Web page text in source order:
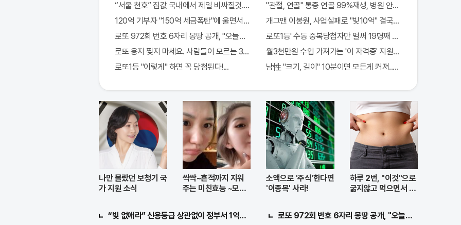
“서울 천호” 집값 국내에서 제일 비싸질것..이유는?
120억 기부자 "150억 세금폭탄"에 울면서 한 말이..!
로또 972회 번호 6자리 몽땅 공개, "오늘만" 무료니까 꼭 오늘 확인하세요.
로또 용지 찢지 마세요. 사람들이 모르는 3가지!!
로또1등 "이렇게" 하면 꼭 당첨된다!...
"관절, 연골" 통증 연골 99%재생, 병원 안가도돼... "충격"
개그맨 이봉원, 사업실패로 "빛10억" 결국…
로또1등' 수동 중복당첨자만 벌써 19명째 나왔다.
월3천만원 수입 가져가는 '이 자격증' 지원자 몰려!
남性 "크기, 길이" 10분이면 모든게 커져..화제!
나만 몰랐던 보청기 국
가 지원 소식
싹싹~흔적까지 지워
주는 미친효능 ~모공
소액으로 '주식'한다면
'이종목' 사라!
하루 2번, "이것"으로
굶지않고 먹으면서 빼
“빚 없애라” 신용등급 상관없이 정부서 1억지원!
로또 972회 번호 6자리 몽땅 공개, "오늘만" 무료니까 꼭 오